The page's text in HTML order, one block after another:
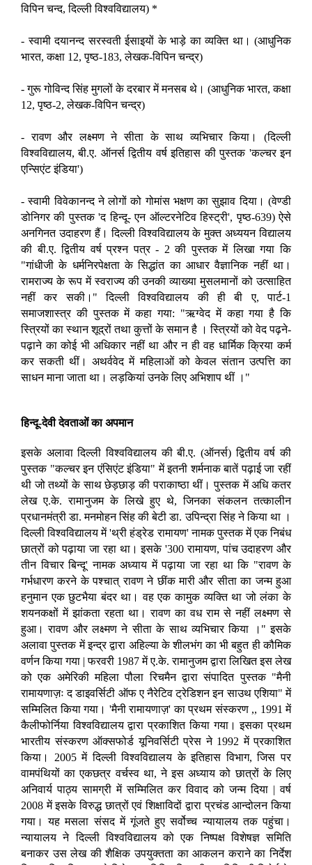
विपिन चन्द, दिल्ली विश्वविद्यालय) *
- स्वामी दयानन्द सरस्वती ईसाइयों के भाड़े का व्यक्ति था। (आधुनिक
भारत, कक्षा 12, पृष्ठ-183, लेखक-विपिन चन्द्र)
- गुरू गोविन्द सिंह मुगलों के दरबार में मनसब थे। (आधुनिक भारत, कक्षा
12, पृष्ठ-2, लेखक-विपिन चन्द्र)
- रावण और लक्ष्मण ने सीता के साथ व्यभिचार किया। (दिल्ली
विश्वविद्यालय, बी.ए. ऑनर्स द्वितीय वर्ष इतिहास की पुस्तक 'कल्चर इन
एन्सिएंट इंडिया')
- स्वामी विवेकानन्द ने लोगों को गोमांस भक्षण का सुझाव दिया। (वेण्डी
डोनिगर की पुस्तक 'द हिन्दू- एन ऑल्टरनेटिव हिस्ट्री', पृष्ठ-639) ऐसे
अनगिनत उदाहरण हैं। दिल्ली विश्वविद्यालय के मुक्त अध्ययन विद्यालय
की बी.ए. द्वितीय वर्ष प्रश्न पत्र - 2 की पुस्तक में लिखा गया कि
"गांधीजी के धर्मनिरपेक्षता के सिद्धांत का आधार वैज्ञानिक नहीं था।
रामराज्य के रूप में स्वराज्य की उनकी व्याख्या मुसलमानों को उत्साहित
नहीं कर सकी।" दिल्ली विश्वविद्यालय की ही बी ए, पार्ट-1
समाजशास्त्र की पुस्तक में कहा गया: "ऋग्वेद में कहा गया है कि
स्त्रियों का स्थान शूद्रों तथा कुत्तों के समान है । स्त्रियों को वेद पढ़ने-
पढ़ाने का कोई भी अधिकार नहीं था और न ही वह धार्मिक क्रिया कर्म
कर सकती थीं। अथर्ववेद में महिलाओं को केवल संतान उत्पत्ति का
साधन माना जाता था। लड़कियां उनके लिए अभिशाप थीं ।"
हिन्दू-देवी देवताओं का अपमान
इसके अलावा दिल्ली विश्वविद्यालय की बी.ए. (ऑनर्स) द्वितीय वर्ष की
पुस्तक "कल्चर इन एंसिएंट इंडिया" में इतनी शर्मनाक बातें पढ़ाई जा रहीं
थी जो तथ्यों के साथ छेड़छाड़ की पराकाष्ठा थीं। पुस्तक में अधि कतर
लेख ए.के. रामानुजम के लिखे हुए थे, जिनका संकलन तत्कालीन
प्रधानमंत्री डा. मनमोहन सिंह की बेटी डा. उपिन्द्रा सिंह ने किया था ।
दिल्ली विश्वविद्यालय में 'थ्री हंड्रेड रामायण' नामक पुस्तक में एक निबंध
छात्रों को पढ़ाया जा रहा था। इसके '300 रामायण, पांच उदाहरण और
तीन विचार बिन्दू' नामक अध्याय में पढ़ाया जा रहा था कि "रावण के
गर्भधारण करने के पश्चात् रावण ने छींक मारी और सीता का जन्म हुआ
हनुमान एक छुटभैया बंदर था। वह एक कामुक व्यक्ति था जो लंका के
शयनकक्षों में झांकता रहता था। रावण का वध राम से नहीं लक्ष्मण से
हुआ। रावण और लक्ष्मण ने सीता के साथ व्यभिचार किया ।" इसके
अलावा पुस्तक में इन्द्र द्वारा अहिल्या के शीलभंग का भी बहुत ही कौमिक
वर्णन किया गया | फरवरी 1987 में ए.के. रामानुजम द्वारा लिखित इस लेख
को एक अमेरिकी महिला पौला रिचमैन द्वारा संपादित पुस्तक "मैनी
रामायणाज़ः द डाइवर्सिटी ऑफ ए नैरेटिव ट्रेडिशन इन साउथ एशिया" में
सम्मिलित किया गया। 'मैनी रामायणाज़' का प्रथम संस्करण ,, 1991 में
कैलीफोर्निया विश्वविद्यालय द्वारा प्रकाशित किया गया। इसका प्रथम
भारतीय संस्करण ऑक्सफोर्ड यूनिवर्सिटी प्रेस ने 1992 में प्रकाशित
किया। 2005 में दिल्ली विश्वविद्यालय के इतिहास विभाग, जिस पर
वामपंथियों का एकछत्र वर्चस्व था, ने इस अध्याय को छात्रों के लिए
अनिवार्य पाठ्य सामग्री में सम्मिलित कर विवाद को जन्म दिया | वर्ष
2008 में इसके विरुद्ध छात्रों एवं शिक्षाविदों द्वारा प्रचंड आन्दोलन किया
गया। यह मसला संसद में गूंजते हुए सर्वोच्च न्यायालय तक पहुंचा।
न्यायालय ने दिल्ली विश्वविद्यालय को एक निष्पक्ष विशेषज्ञ समिति
बनाकर उस लेख की शैक्षिक उपयुक्तता का आकलन कराने का निर्देश